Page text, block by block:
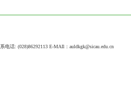
话: (028)86292113 E-MAIl：auldkgk@sicau.edu.cn